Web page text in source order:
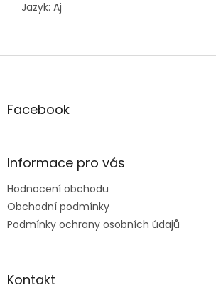
Jazyk: Aj
Z
aFacebook
Informace pro vás
Hodnocení obchodu
Obchodní podmínky
Podmínky ochrany osobních údajů
Kontakt